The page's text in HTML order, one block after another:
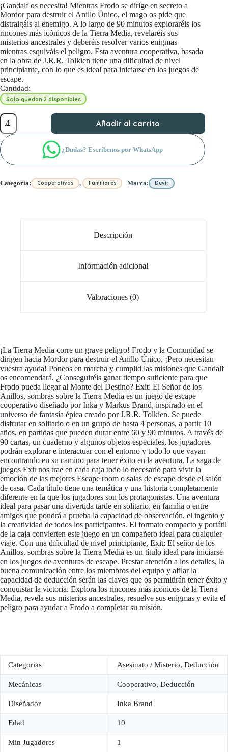
¡Gandalf os necesita! Mientras Frodo se dirige en secreto a
Mordor para destruir el Anillo Único, el mago os pide que
distraigáis al enemigo. A lo largo de 90 minutos exploraréis los
rincones más icónicos de la Tierra Media, revelaréis sus
misterios ancestrales y deberéis resolver varios enigmas
mientras esquiváis el peligro. Esta aventura cooperativa, basada
en la obra de J.R.R. Tolkien tiene una dificultad de nivel
principiante, con lo que es ideal para iniciarse en los juegos de
escape.
Cantidad:
Solo quedan 2 disponibles
EXIT:
EL
SEÑOR
DE
LOS
ANILLOS
SOMBRAS
SOBRE
cantidad
Añadir al carrito
¿Dudas? Escríbenos por WhatsApp
Categoria: Cooperativos , Familiares Marca: Devir
Descripción
Información adicional
Valoraciones (0)
¡La Tierra Media corre un grave peligro! Frodo y la Comunidad se
dirigen hacia Mordor para destruir el Anillo Único. ¡Pero necesitan
vuestra ayuda! Poneos en marcha y cumplid las misiones que Gandalf
os encomendará. ¿Conseguiréis ganar tiempo suficiente para que
Frodo pueda llegar al Monte del Destino? Exit: El Señor de los
Anillos, sombras sobre la Tierra Media es un juego de escape
cooperativo diseñado por Inka y Markus Brand, inspirado en el
universo de fantasía épica creado por J.R.R. Tolkien. Se puede
disfrutar en solitario o en un grupo de hasta 4 personas, a partir 10
años, en partidas que pueden durar entre 60 y 90 minutos. A través de
90 cartas, un cuaderno y algunos objetos especiales, los jugadores
podrán explorar e interactuar con el entorno y todo lo que vayan
encontrando en su camino para tener éxito en la aventura. La saga de
juegos Exit nos trae en cada caja todo lo necesario para vivir la
emoción de las mejores Escape room o salas de escape desde el salón
de casa. Cada título tiene una temática y una historia completamente
diferente en la que los jugadores son los protagonistas. Una aventura
ideal para pasar una divertida tarde en solitario, en familia o entre
amigos que pondrá a prueba la capacidad de observación, el ingenio y
la creatividad de todos los participantes. El formato compacto y portátil
de la caja convierten este juego en un compañero ideal para cualquier
viaje. Con una dificultad de nivel principiante, Exit: El señor de los
Anillos, sombras sobre la Tierra Media es un título ideal para iniciarse
en los juegos de aventuras de escape. Prestar atención a los detalles, la
buena comunicación entre los miembros del equipo y afilar la
capacidad de deducción serán las claves que os permitirán tener éxito y
conquistar la victoria. Explora los rincones más icónicos de la Tierra
Media, revela sus misterios ancestrales, resuelve sus enigmas y evita el
peligro para ayudar a Frodo a completar su misión.
Categorias Asesinato / Misterio, Deducción
Mecánicas Cooperativo, Deducción
Diseñador Inka Brand
Edad 10
Min Jugadores 1